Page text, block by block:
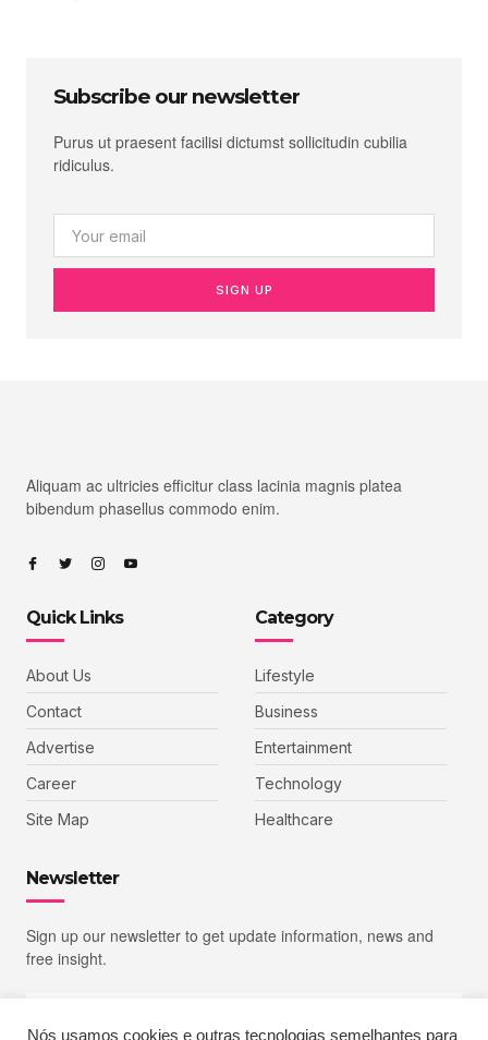
Subscribe our newsletter
Purus ut praesent facilisi dictumst sollicitudin cubilia
ridiculus.
SIGN UP
Aliquam ac ultricies efficitur class lacinia magnis platea
bibendum phasellus commodo enim.
Quick Links
About Us
Contact
Advertise
Career
Site Map
Category
Lifestyle
Business
Entertainment
Technology
Healthcare
Newsletter
Sign up our newsletter to get update information, news and
free insight.
Nós usamos cookies e outras tecnologias semelhantes para